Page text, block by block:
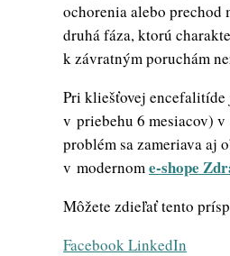
ochorenia alebo prechod
druhá fáza, ktorú
k závratným poruchám
Pri kliešťovej
v priebehu 6 mesiacov)
problém sa zameriava aj
v modernome-shope
Môžete zdieľať tento
FacebookLinkedIn